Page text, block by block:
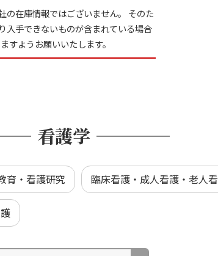
の在庫情報ではございません。 そのた
入手できないものが含まれている場合
すようお願いいたします。
看護学
育・看護研究 臨床看護・成人看護・老人